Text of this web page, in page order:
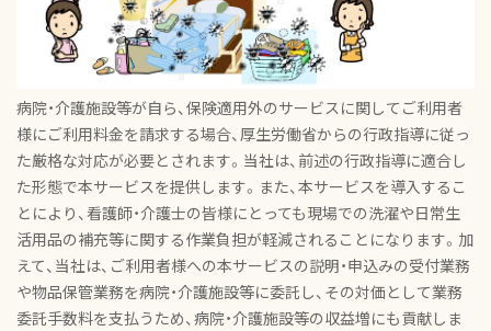
病院・介護施設等が自ら、保険適用外のサービスに関してご利用者
様にご利用料金を請求する場合、厚生労働省からの行政指導に従っ
た厳格な対応が必要とされます。当社は、前述の行政指導に適合し
た形態で本サービスを提供します。また、本サービスを導入するこ
とにより、看護師・介護士の皆様にとっても現場での洗濯や日常生
活用品の補充等に関する作業負担が軽減されることになります。加
えて、当社は、ご利用者様への本サービスの説明・申込みの受付業務
や物品保管業務を病院・介護施設等に委託し、その対価として業務
委託手数料を支払うため、病院・介護施設等の収益増にも貢献しま